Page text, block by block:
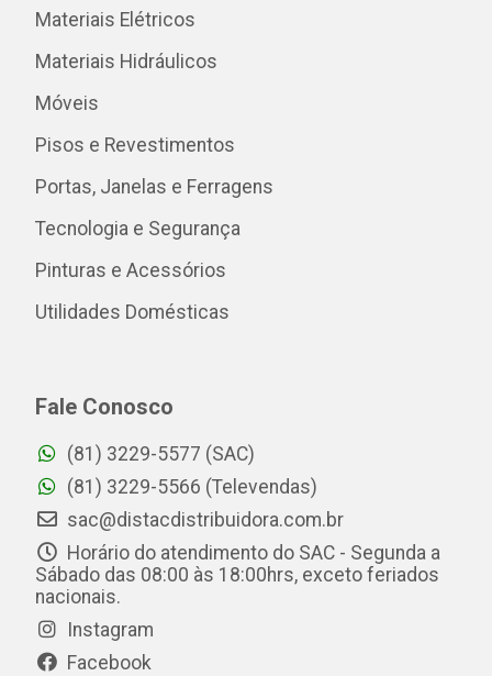
Materiais Elétricos
Materiais Hidráulicos
Móveis
Pisos e Revestimentos
Portas, Janelas e Ferragens
Tecnologia e Segurança
Pinturas e Acessórios
Utilidades Domésticas
Fale Conosco
(81) 3229-5577 (SAC)
(81) 3229-5566 (Televendas)
sac@distacdistribuidora.com.br
Horário do atendimento do SAC - Segunda a
Sábado das 08:00 às 18:00hrs, exceto feriados
nacionais.
Instagram
Facebook